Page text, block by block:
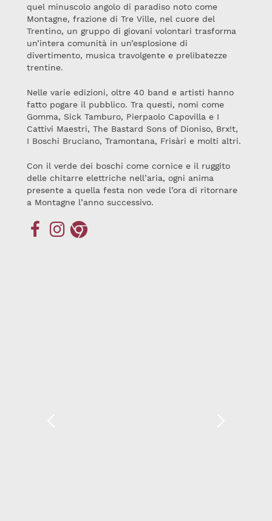
quel minuscolo angolo di paradiso noto come
Montagne, frazione di Tre Ville, nel cuore del
Trentino, un gruppo di giovani volontari trasforma
un’intera comunità in un’esplosione di
divertimento, musica travolgente e prelibatezze
trentine.
Nelle varie edizioni, oltre 40 band e artisti hanno
fatto pogare il pubblico. Tra questi, nomi come
Gomma, Sick Tamburo, Pierpaolo Capovilla e I
Cattivi Maestri, The Bastard Sons of Dioniso, Brx!t,
I Boschi Bruciano, Tramontana, Frisàri e molti altri.
Con il verde dei boschi come cornice e il ruggito
delle chitarre elettriche nell’aria, ogni anima
presente a quella festa non vede l’ora di ritornare
a Montagne l’anno successivo.